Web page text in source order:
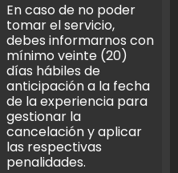
En caso de no poder
tomar el servicio,
debes informarnos con
mínimo veinte (20)
días hábiles de
anticipación a la fecha
de la experiencia para
gestionar la
cancelación y aplicar
las respectivas
penalidades.